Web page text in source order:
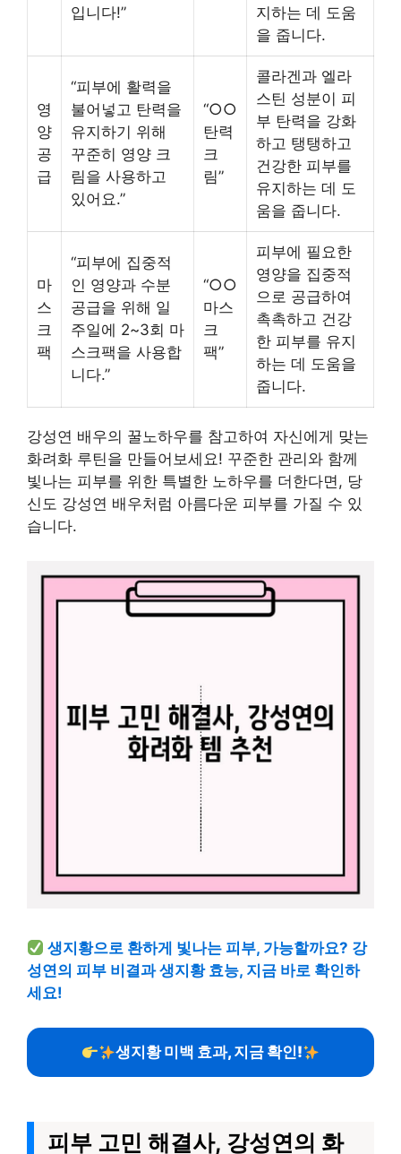
입니다!”
지하는 데 도움
을 줍니다.
영
양
공
급
“피부에 활력을
불어넣고 탄력을
유지하기 위해
꾸준히 영양 크
림을 사용하고
있어요.”
“○○
탄력
크
림”
콜라겐과 엘라
스틴 성분이 피
부 탄력을 강화
하고 탱탱하고
건강한 피부를
유지하는 데 도
움을 줍니다.
마
스
크
팩
“피부에 집중적
인 영양과 수분
공급을 위해 일
주일에 2~3회 마
스크팩을 사용합
니다.”
“○○
마스
크
팩”
피부에 필요한
영양을 집중적
으로 공급하여
촉촉하고 건강
한 피부를 유지
하는 데 도움을
줍니다.
강성연 배우의 꿀노하우를 참고하여 자신에게 맞는
화려화 루틴을 만들어보세요! 꾸준한 관리와 함께
빛나는 피부를 위한 특별한 노하우를 더한다면, 당
신도 강성연 배우처럼 아름다운 피부를 가질 수 있
습니다.
생지황으로 환하게 빛나는 피부, 가능할까요? 강
성연의 피부 비결과 생지황 효능, 지금 바로 확인하
세요!
생지황 미백 효과, 지금 확인!
피부 고민 해결사, 강성연의 화